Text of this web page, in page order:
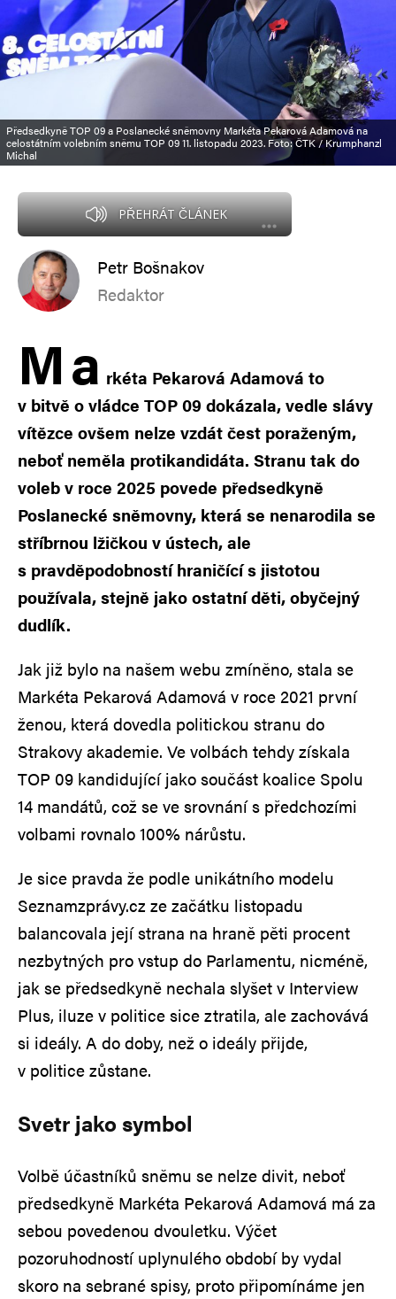
Předsedkyně TOP 09 a Poslanecké sněmovny Markéta Pekarová Adamová na
celostátním volebním sněmu TOP 09 11. listopadu 2023. Foto: ČTK / Krumphanzl
Michal
PŘEHRÁT ČLÁNEK
Petr Bošnakov
Redaktor
Ma rkéta Pekarová Adamová to
v bitvě o vládce TOP 09 dokázala, vedle slávy
vítězce ovšem nelze vzdát čest poraženým,
neboť neměla protikandidáta. Stranu tak do
voleb v roce 2025 povede předsedkyně
Poslanecké sněmovny, která se nenarodila se
stříbrnou lžičkou v ústech, ale
s pravděpodobností hraničící s jistotou
používala, stejně jako ostatní děti, obyčejný
dudlík.
Jak již bylo na našem webu zmíněno, stala se
Markéta Pekarová Adamová v roce 2021 první
ženou, která dovedla politickou stranu do
Strakovy akademie. Ve volbách tehdy získala
TOP 09 kandidující jako součást koalice Spolu
14 mandátů, což se ve srovnání s předchozími
volbami rovnalo 100% nárůstu.
Je sice pravda že podle unikátního modelu
Seznamzprávy.cz ze začátku listopadu
balancovala její strana na hraně pěti procent
nezbytných pro vstup do Parlamentu, nicméně,
jak se předsedkyně nechala slyšet v Interview
Plus, iluze v politice sice ztratila, ale zachovává
si ideály. A do doby, než o ideály přijde,
v politice zůstane.
Svetr jako symbol
Volbě účastníků sněmu se nelze divit, neboť
předsedkyně Markéta Pekarová Adamová má za
sebou povedenou dvouletku. Výčet
pozoruhodností uplynulého období by vydal
skoro na sebrané spisy, proto připomínáme jen